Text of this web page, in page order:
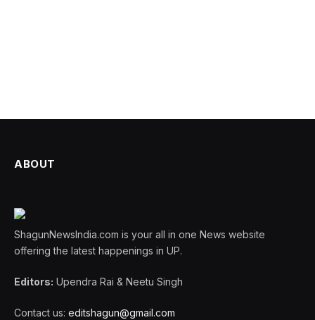
ABOUT
ShagunNewsIndia.com is your all in one News website
offering the latest happenings in UP.
Editors: Upendra Rai & Neetu Singh
Contact us: editshagun@gmail.com